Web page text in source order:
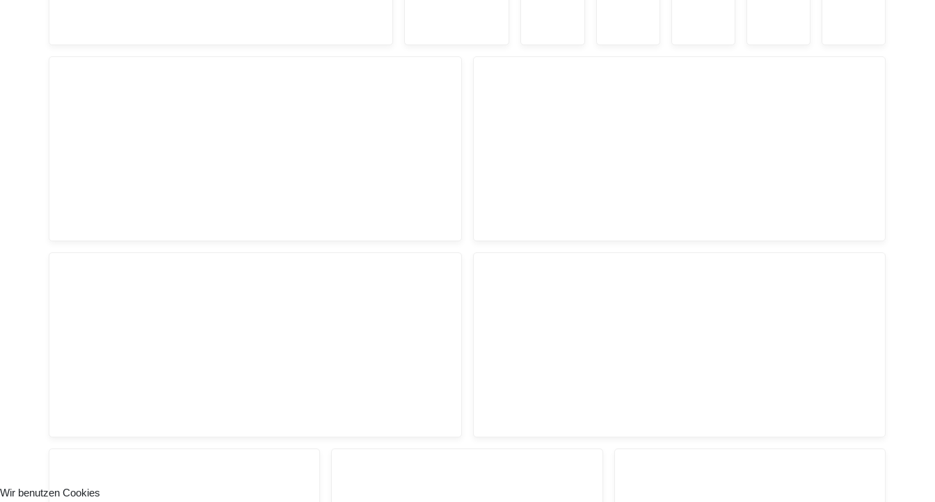
Wir benutzen Cookies